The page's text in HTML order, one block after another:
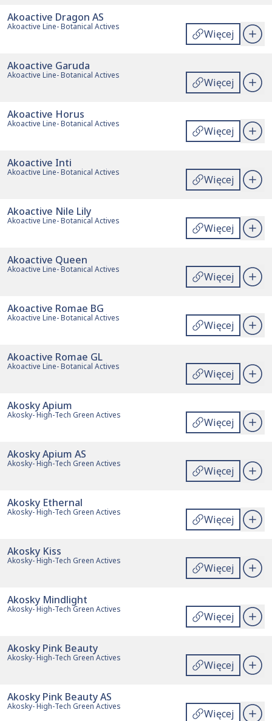
Akoactive Dragon AS
Akoactive Line- Botanical Actives
Więcej
Akoactive Garuda
Akoactive Line- Botanical Actives
Więcej
Akoactive Horus
Akoactive Line- Botanical Actives
Więcej
Akoactive Inti
Akoactive Line- Botanical Actives
Więcej
Akoactive Nile Lily
Akoactive Line- Botanical Actives
Więcej
Akoactive Queen
Akoactive Line- Botanical Actives
Więcej
Akoactive Romae BG
Akoactive Line- Botanical Actives
Więcej
Akoactive Romae GL
Akoactive Line- Botanical Actives
Więcej
Akosky Apium
Akosky- High-Tech Green Actives
Więcej
Akosky Apium AS
Akosky- High-Tech Green Actives
Więcej
Akosky Ethernal
Akosky- High-Tech Green Actives
Więcej
Akosky Kiss
Akosky- High-Tech Green Actives
Więcej
Akosky Mindlight
Akosky- High-Tech Green Actives
Więcej
Akosky Pink Beauty
Akosky- High-Tech Green Actives
Więcej
Akosky Pink Beauty AS
Akosky- High-Tech Green Actives
Więcej